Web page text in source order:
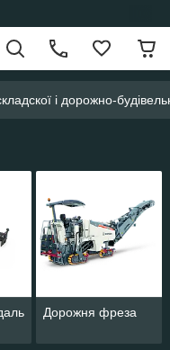
і дорожно-
Дорожня фреза